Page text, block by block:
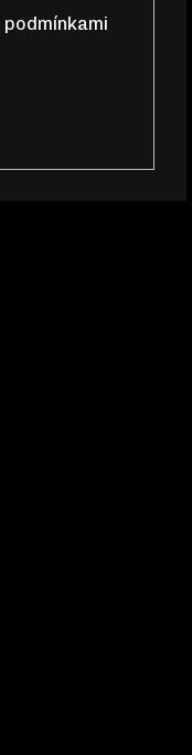
podmínkami